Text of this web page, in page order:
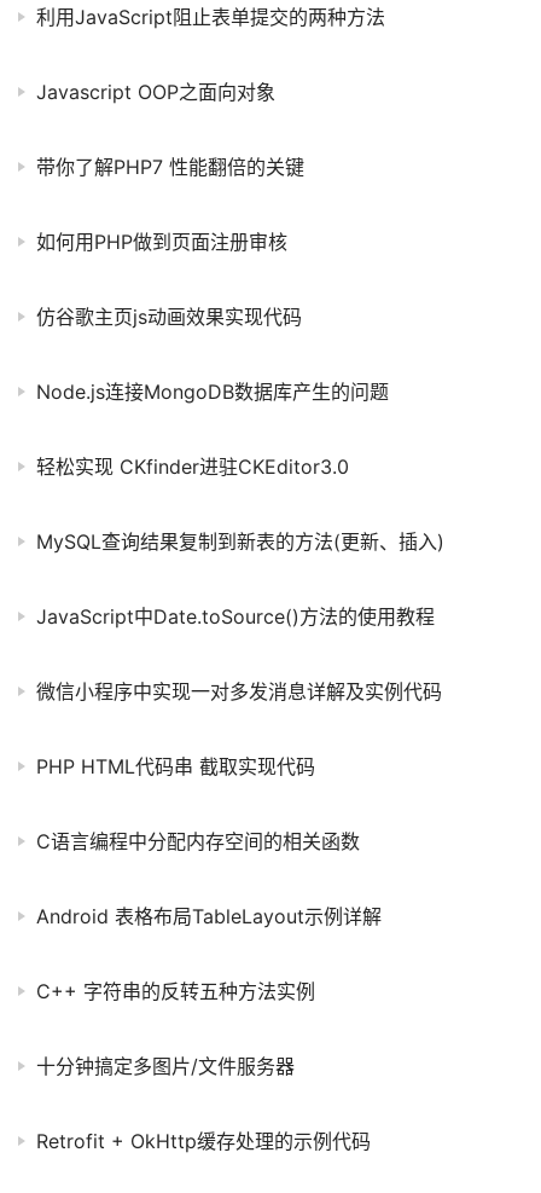
利用JavaScript阻止表单提交的两种方法
Javascript OOP之面向对象
带你了解PHP7 性能翻倍的关键
如何用PHP做到页面注册审核
仿谷歌主页js动画效果实现代码
Node.js连接MongoDB数据库产生的问题
轻松实现 CKfinder进驻CKEditor3.0
MySQL查询结果复制到新表的方法(更新、插入)
JavaScript中Date.toSource()方法的使用教程
微信小程序中实现一对多发消息详解及实例代码
PHP HTML代码串 截取实现代码
C语言编程中分配内存空间的相关函数
Android 表格布局TableLayout示例详解
C++ 字符串的反转五种方法实例
十分钟搞定多图片/文件服务器
Retrofit + OkHttp缓存处理的示例代码